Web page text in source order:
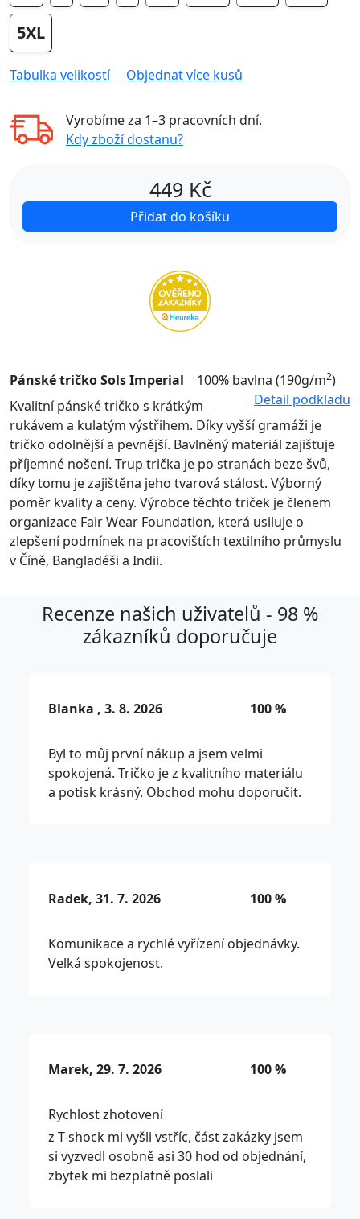
5XL
Tabulka velikostí Objednat více kusů
Vyrobíme za 1–3 pracovních dní.
Kdy zboží dostanu?
449 Kč
Přidat do košíku
Pánské tričko Sols Imperial 100% bavlna (190g/m2)
Detail podkladu
Kvalitní pánské tričko s krátkým
rukávem a kulatým výstřihem. Díky vyšší gramáži je
tričko odolnější a pevnější. Bavlněný materiál zajišťuje
příjemné nošení. Trup trička je po stranách beze švů,
díky tomu je zajištěna jeho tvarová stálost. Výborný
poměr kvality a ceny. Výrobce těchto triček je členem
organizace Fair Wear Foundation, která usiluje o
zlepšení podmínek na pracovištích textilního průmyslu
v Číně, Bangladéši a Indii.
Recenze našich uživatelů - 98 %
zákazníků doporučuje
Blanka , 3. 8. 2026 100 %
Byl to můj první nákup a jsem velmi
spokojená. Tričko je z kvalitního materiálu
a potisk krásný. Obchod mohu doporučit.
Radek, 31. 7. 2026 100 %
Komunikace a rychlé vyřízení objednávky.
Velká spokojenost.
Marek, 29. 7. 2026 100 %
Rychlost zhotovení
z T-shock mi vyšli vstříc, část zakázky jsem
si vyzvedl osobně asi 30 hod od objednání,
zbytek mi bezplatně poslali